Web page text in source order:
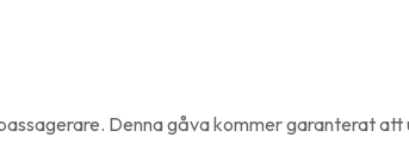
Denna gåva kommer garanterat att